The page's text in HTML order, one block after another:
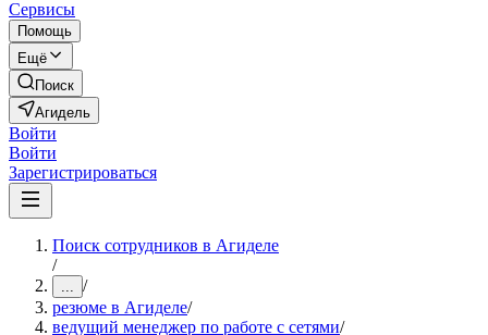
Сервисы
Помощь
Ещё
Поиск
Агидель
Войти
Войти
Зарегистрироваться
Поиск сотрудников в Агиделе
/
... /
резюме в Агиделе/
ведущий менеджер по работе с сетями/